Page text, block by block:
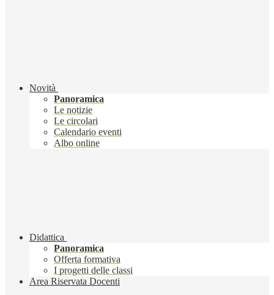
Novità
Panoramica
Le notizie
Le circolari
Calendario eventi
Albo online
Didattica
Panoramica
Offerta formativa
I progetti delle classi
Area Riservata Docenti